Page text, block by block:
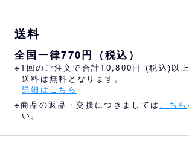
送料
全国一律770円（税込）
※1回のご注文で合計10,800円 (税込)以上
送料は無料となります。
詳細はこちら
※商品の返品・交換につきましては こちら
い。